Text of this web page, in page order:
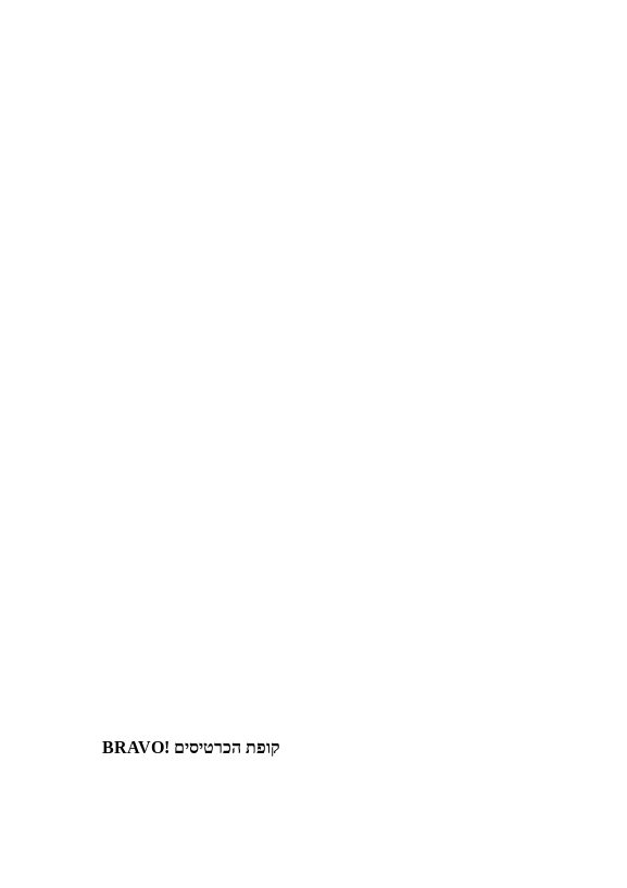
קופת הכרטיסים !BRAVO